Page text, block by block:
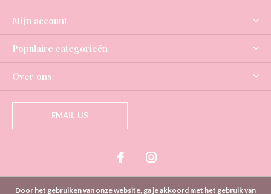
Mijn account
Populaire categorieën
Over ons
EMAIL US
Door het gebruiken van onze website, ga je akkoord met het gebruik van